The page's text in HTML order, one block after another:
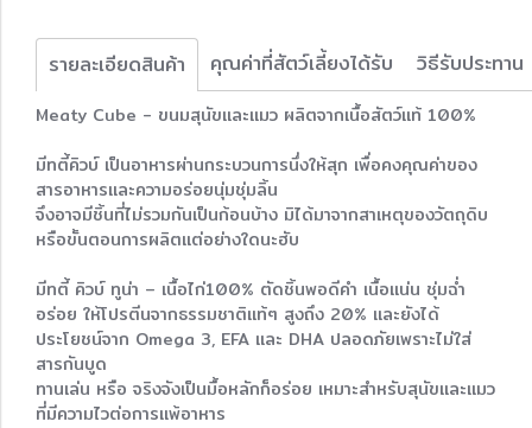
รายละเอียดสินค้า คุณค่าที่สัตว์เลี้ยงได้รับ วิธีรับประทาน
Meaty Cube - ขนมสุนัขและแมว ผลิตจากเนื้อสัตว์แท้ 100%
มีทตี้คิวบ์ เป็นอาหารผ่านกระบวนการนึ่งให้สุก เพื่อคงคุณค่าของ
สารอาหารและความอร่อยนุ่มชุ่มลิ้น
จึงอาจมีชิ้นที่ไม่รวมกันเป็นก้อนบ้าง มิได้มาจากสาเหตุของวัตถุดิบ
หรือขั้นตอนการผลิตแต่อย่างใดนะฮับ
มีทตี้ คิวบ์ ทูน่า – เนื้อไก่100% ตัดชิ้นพอดีคำ เนื้อแน่น ชุ่มฉ่ำ
อร่อย ให้โปรตีนจากธรรมชาติแท้ๆ สูงถึง 20% และยังได้
ประโยชน์จาก Omega 3, EFA และ DHA ปลอดภัยเพราะไม่ใส่
สารกันบูด
ทานเล่น หรือ จริงจังเป็นมื้อหลักก็อร่อย เหมาะสำหรับสุนัขและแมว
ที่มีความไวต่อการแพ้อาหาร